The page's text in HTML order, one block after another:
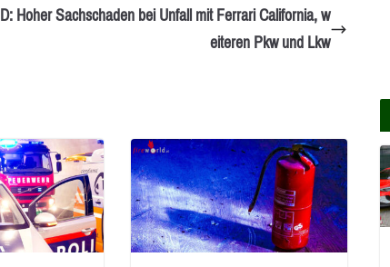
D: Hoher Sachschaden bei Unfall mit Ferrari California, w
eiteren Pkw und Lkw